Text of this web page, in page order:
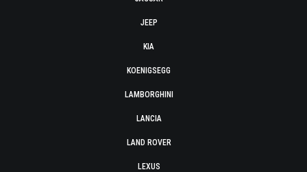
JEEP
KIA
KOENIGSEGG
LAMBORGHINI
LANCIA
LAND ROVER
LEXUS